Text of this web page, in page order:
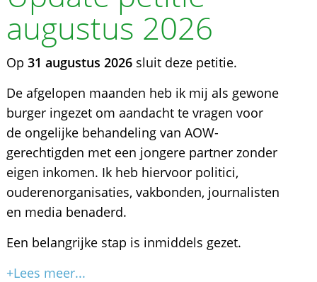
augustus 2026
Op 31 augustus 2026sluit deze petitie.
De afgelopen maanden heb ik mij als gewone
burger ingezet om aandacht te vragen voor
de ongelijke behandeling van AOW-
gerechtigden met een jongere partner zonder
eigen inkomen. Ik heb hiervoor politici,
ouderenorganisaties, vakbonden, journalisten
en media benaderd.
Een belangrijke stap is inmiddels gezet.
+Lees meer...